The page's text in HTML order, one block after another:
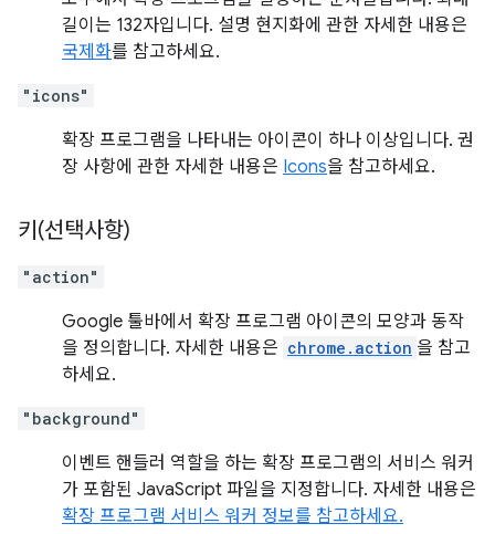
길이는 132자입니다. 설명 현지화에 관한 자세한 내용은
국제화를 참고하세요.
"icons"
확장 프로그램을 나타내는 아이콘이 하나 이상입니다. 권
장 사항에 관한 자세한 내용은 Icons을 참고하세요.
키(선택사항)
"action"
Google 툴바에서 확장 프로그램 아이콘의 모양과 동작
을 정의합니다. 자세한 내용은 chrome.action 을 참고
하세요.
"background"
이벤트 핸들러 역할을 하는 확장 프로그램의 서비스 워커
가 포함된 JavaScript 파일을 지정합니다. 자세한 내용은
확장 프로그램 서비스 워커 정보를 참고하세요.